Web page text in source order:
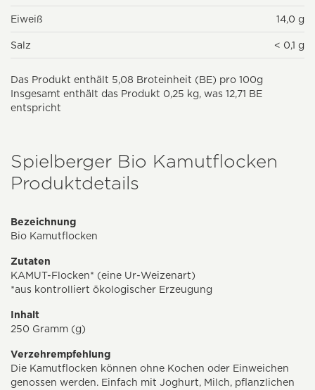
Eiweiß 14,0 g
Salz < 0,1 g
Das Produkt enthält 5,08 Broteinheit (BE) pro 100g
Insgesamt enthält das Produkt 0,25 kg, was 12,71 BE
entspricht
Spielberger Bio Kamutflocken
Produktdetails
Bezeichnung
Bio Kamutflocken
Zutaten
KAMUT-Flocken* (eine Ur-Weizenart)
*aus kontrolliert ökologischer Erzeugung
Inhalt
250 Gramm (g)
Verzehrempfehlung
Die Kamutflocken können ohne Kochen oder Einweichen
genossen werden. Einfach mit Joghurt, Milch, pflanzlichen